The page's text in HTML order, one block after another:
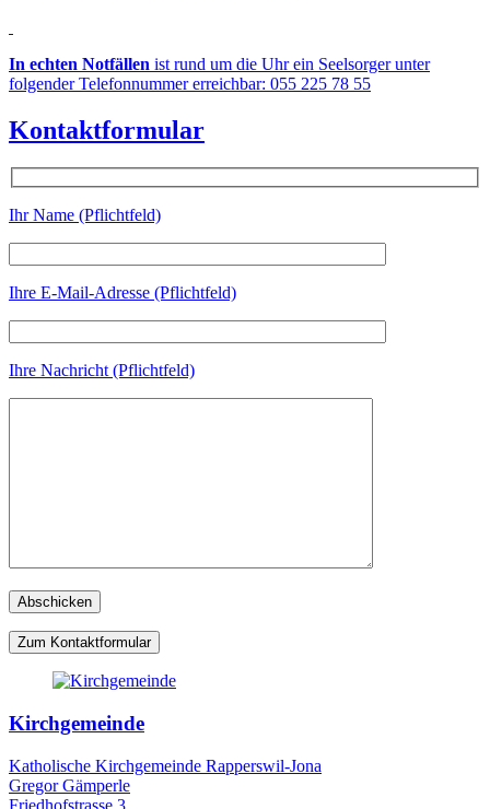
In echten Notfällen ist rund um die Uhr ein Seelsorger unter
folgender Telefonnummer erreichbar: 055 225 78 55
Kontaktformular
Ihr Name (Pflichtfeld)
Ihre E-Mail-Adresse (Pflichtfeld)
Ihre Nachricht (Pflichtfeld)
Zum Kontaktformular
Kirchgemeinde
Katholische Kirchgemeinde Rapperswil-Jona
Gregor Gämperle
Friedhofstrasse 3